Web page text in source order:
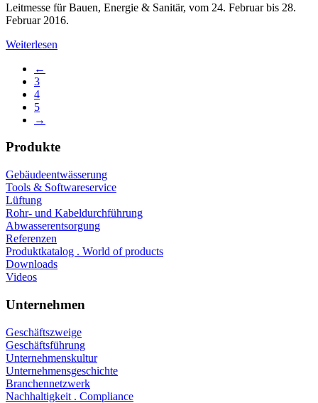
Leitmesse für Bauen, Energie & Sanitär, vom 24. Februar bis 28.
Februar 2016.
Weiterlesen
←
3
4
5
→
Produkte
Gebäudeentwässerung
Tools & Softwareservice
Lüftung
Rohr- und Kabeldurchführung
Abwasserentsorgung
Referenzen
Produktkatalog . World of products
Downloads
Videos
Unternehmen
Geschäftszweige
Geschäftsführung
Unternehmenskultur
Unternehmensgeschichte
Branchennetzwerk
Nachhaltigkeit . Compliance